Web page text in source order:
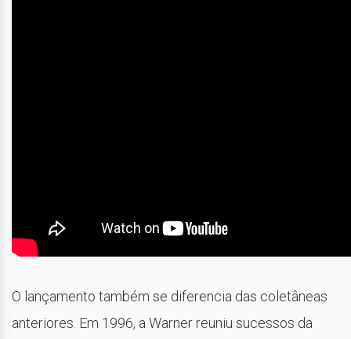
O lançamento também se diferencia das coletâneas
anteriores. Em 1996, a Warner reuniu sucessos da